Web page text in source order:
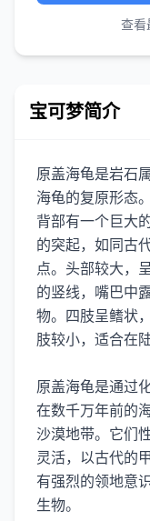
查看
宝可梦简介
原盖海龟是岩石
海龟的复原形态
背部有一个巨大
的突起，如同古
点。头部较大，
的竖线，嘴巴中
物。四肢呈鳍状
肢较小，适合在
原盖海龟是通过
在数千万年前的
沙漠地带。它们
灵活，以古代的
有强烈的领地意
生物。